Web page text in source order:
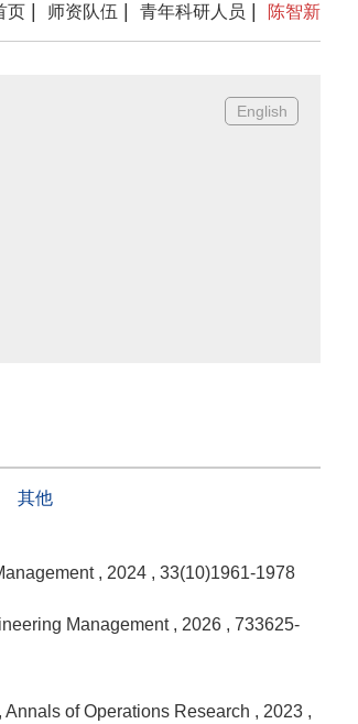
页 师资队伍 青年科研人员 陈智新
English
其他
, 2024 , 33(10)1961-1978
Management , 2026 , 733625-
, Annals of Operations Research , 2023 ,